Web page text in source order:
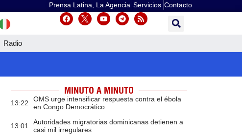
Prensa Latina, La Agencia Servicios Contacto
Radio
MINUTO A MINUTO
13:22
OMS urge intensificar respuesta contra el ébola
en Congo Democrático
13:01
Autoridades migratorias dominicanas detienen a
casi mil irregulares